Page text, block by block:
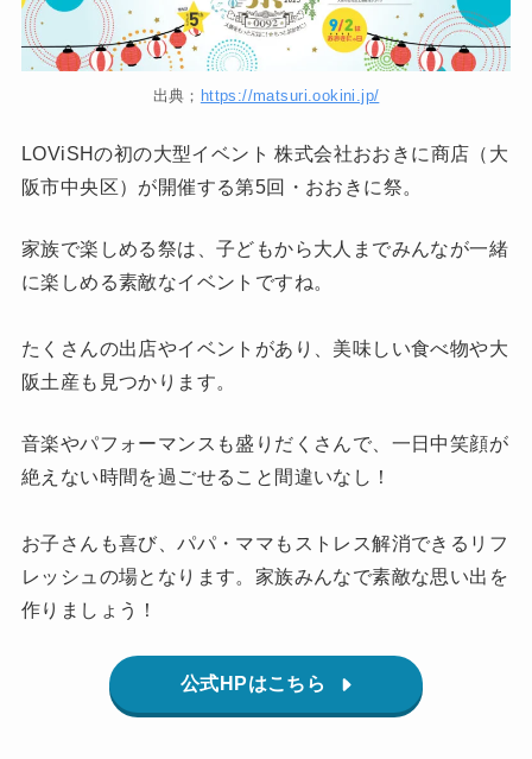
出典； https://matsuri.ookini.jp/
LOViSHの初の大型イベント 株式会社おおきに商店（大
阪市中央区）が開催する第5回・おおきに祭。
家族で楽しめる祭は、子どもから大人までみんなが一緒
に楽しめる素敵なイベントですね。
たくさんの出店やイベントがあり、美味しい食べ物や大
阪土産も見つかります。
音楽やパフォーマンスも盛りだくさんで、一日中笑顔が
絶えない時間を過ごせること間違いなし！
お子さんも喜び、パパ・ママもストレス解消できるリフ
レッシュの場となります。家族みんなで素敵な思い出を
作りましょう！
公式HPはこちら